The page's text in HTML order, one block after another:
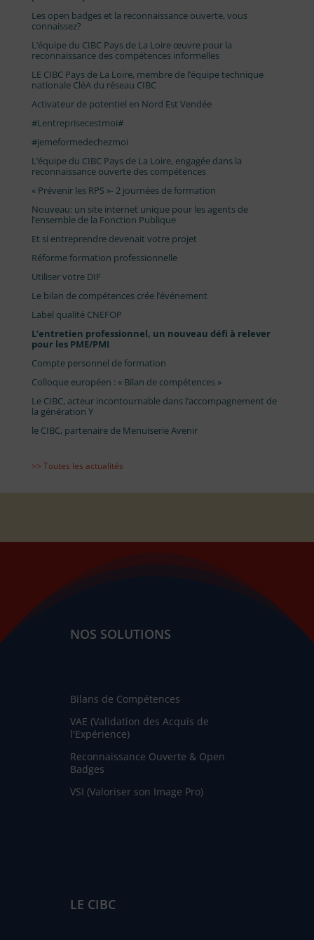
Les open badges et la reconnaissance ouverte, vous
connaissez?
L’équipe du CIBC Pays de La Loire œuvre pour la
reconnaissance des compétences informelles
LE CIBC Pays de La Loire, membre de l’équipe technique
nationale CléA du réseau CIBC
Activateur de potentiel en Nord Est Vendée
#Lentreprisecestmoi#
#jemeformedechezmoi
L’équipe du CIBC Pays de La Loire, engagée dans la
reconnaissance ouverte des compétences
« Prévenir les RPS »- 2 journées de formation
Nouveau: un site internet unique pour les agents de
l’ensemble de la Fonction Publique
Et si entreprendre devenait votre projet
Réforme formation professionnelle
Utiliser votre DIF
Le bilan de compétences crée l’événement
Label qualité CNEFOP
L’entretien professionnel, un nouveau défi à relever
pour les PME/PMI
Compte personnel de formation
Colloque européen : « Bilan de compétences »
Le CIBC, acteur incontournable dans l’accompagnement de
la génération Y
le CIBC, partenaire de Menuiserie Avenir
>> Toutes les actualités
NOS SOLUTIONS
Bilans de Compétences
VAE (Validation des Acquis de
l'Expérience)
Reconnaissance Ouverte & Open
Badges
VSI (Valoriser son Image Pro)
LE CIBC